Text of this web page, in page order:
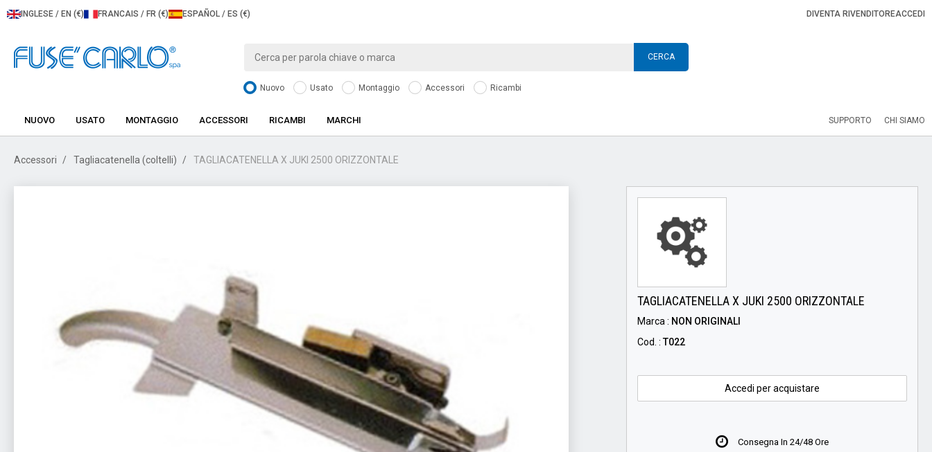
INGLESE / EN (€) FRANCAIS / FR (€) ESPAÑOL / ES (€) DIVENTA RIVENDITOREACCEDI
CERCA
Nuovo Usato Montaggio Accessori Ricambi
NUOVO USATO MONTAGGIO ACCESSORI RICAMBI MARCHI SUPPORTO CHI SIAMO
Accessori Tagliacatenella (coltelli) TAGLIACATENELLA X JUKI 2500 ORIZZONTALE
TAGLIACATENELLA X JUKI 2500 ORIZZONTALE
Marca : NON ORIGINALI
Cod. :T022
Accedi per acquistare
Consegna In 24/48 Ore